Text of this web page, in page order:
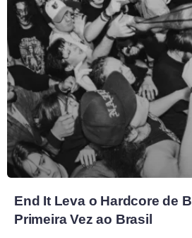
End It Leva o Hardcore de
Primeira Vez ao Brasil